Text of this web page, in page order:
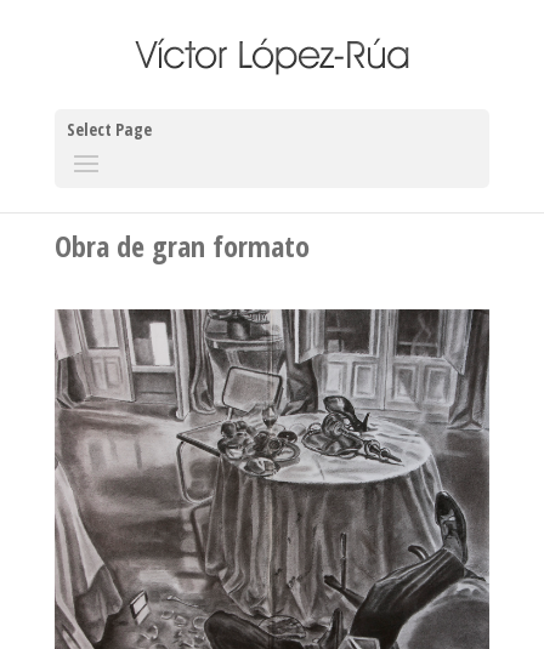
Select Page
Obra de gran formato